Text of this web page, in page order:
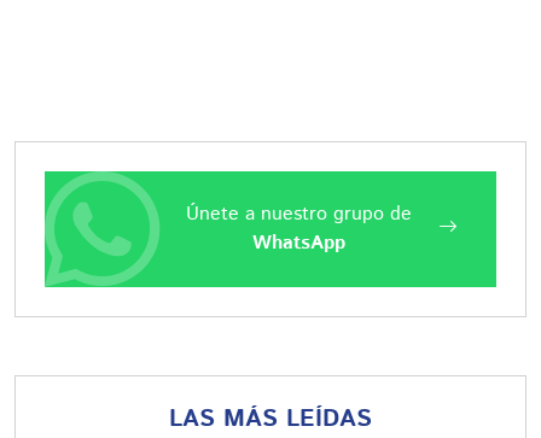
Únete a nuestro grupo de
WhatsApp
LAS MÁS LEÍDAS